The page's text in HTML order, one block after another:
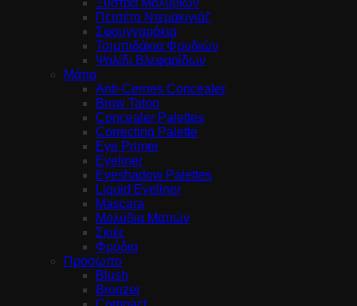
Πετσέτα Ντεμακιγιάζ
Σφουγγαράκια
Τσιμπιδάκια Φρυδιών
Ψαλίδι Βλεφαρίδων
Μάτια
Anti-Cernes Concealer
Brow Tatoo
Concealer Palettes
Correcting Palette
Eye Primer
Eyeliner
Eyeshadow Palettes
Liquid Eyeliner
Mascara
Μολύβια Ματιών
Σκιές
Φρύδια
Πρόσωπο
Blush
Bronzer